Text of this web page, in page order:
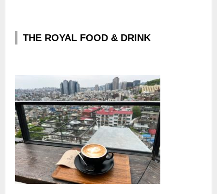
THE ROYAL FOOD & DRINK